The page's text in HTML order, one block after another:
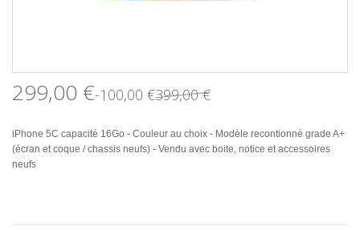
299,00 €-100,00 €399,00 €
iPhone 5C capacité 16Go - Couleur au choix - Modèle recontionné grade A+
(écran et coque / chassis neufs) - Vendu avec boite, notice et accessoires
neufs